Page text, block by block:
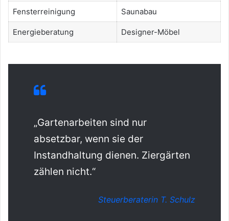
Fensterreinigung Saunabau
Energieberatung Designer-Möbel
„Gartenarbeiten sind nur
absetzbar, wenn sie der
Instandhaltung dienen. Ziergärten
zählen nicht.“
Steuerberaterin T. Schulz